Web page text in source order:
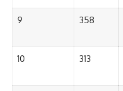
9 358
10 313